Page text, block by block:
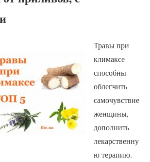
Травы при
климаксе
способны
облегчить
самочувствие
женщины,
дополнить
лекарственну
ю терапию.